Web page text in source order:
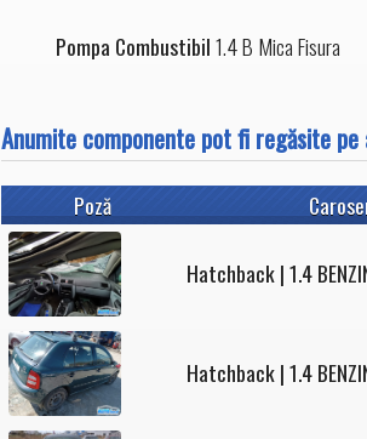
Pompa Combustibil1.4 B Mica Fisura
Anumite componente pot fi regăsite
Poză
Hatchback | 1.4
Hatchback | 1.4